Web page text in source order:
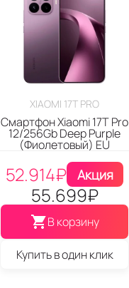
XIAOMI 17T PRO
Смартфон Xiaomi 17T Pro
12/256Gb Deep Purple
(Фиолетовый) EU
52.914₽ Акция
55.699₽
В корзину
Купить в один клик